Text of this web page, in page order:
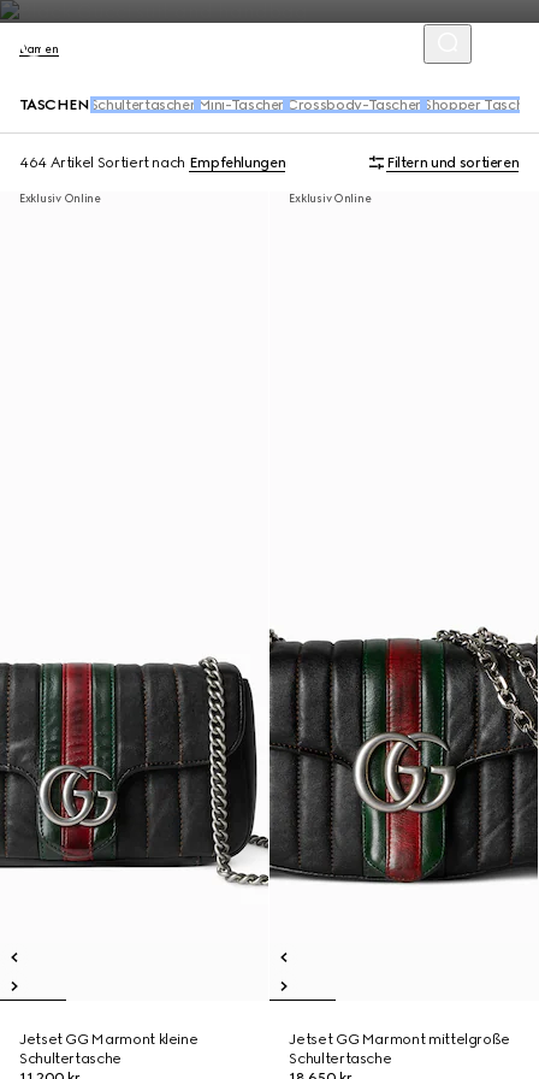
Damen
TASCHEN Schultertaschen Mini-Taschen Crossbody-Taschen Shopper Taschen
464 Artikel Sortiert nach Empfehlungen Filtern und sortieren
Exklusiv Online
Jetset GG Marmont kleine
Schultertasche
Exklusiv Online
Jetset GG Marmont mittelgroße
Schultertasche